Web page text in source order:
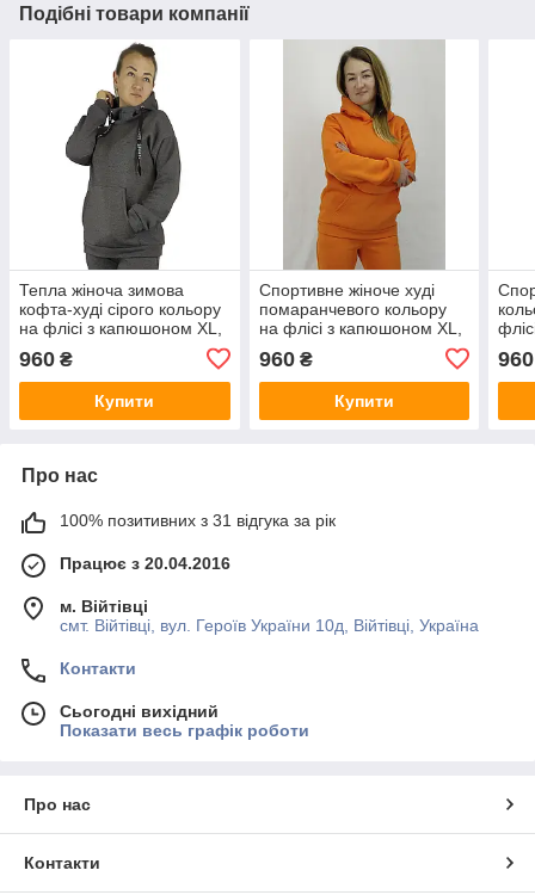
Подібні товари компанії
Тепла жіноча зимова
кофта-худі сірого кольору
на флісі з капюшоном XL,
960 ₴
Купити
Спортивне жіноче худі
помаранчевого кольору
на флісі з капюшоном XL,
ЗИМА
960₴
Купити
960
Про нас
100% позитивних з 31 відгука за рік
Працює з 20.04.2016
м. Війтівці
смт. Війтівці, вул. Героїв України 10д, Війтівці, Україна
Контакти
Сьогодні вихідний
Показати весь графік роботи
Про нас
Контакти